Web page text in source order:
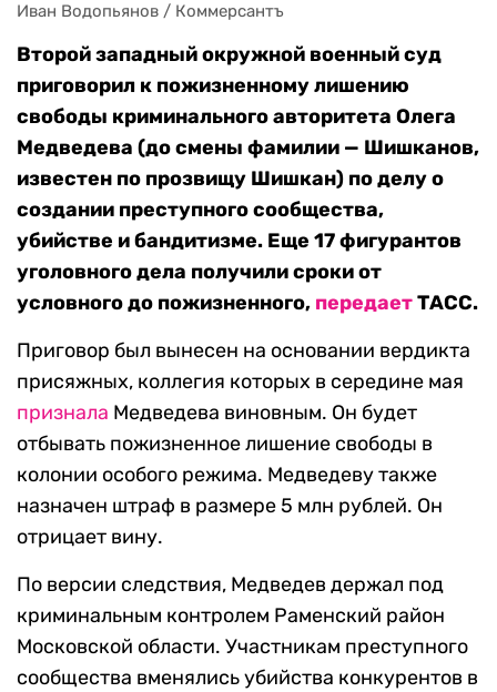
Иван Водопьянов / Коммерсантъ
Второй западный окружной военный суд
приговорил к пожизненному лишению
свободы криминального авторитета Олега
Медведева (до смены фамилии — Шишканов,
известен по прозвищу Шишкан) по делу о
создании преступного сообщества,
убийстве и бандитизме. Еще 17 фигурантов
уголовного дела получили сроки от
условного до пожизненного, передаетТАСС.
Приговор был вынесен на основании вердикта
присяжных, коллегия которых в середине мая
признала Медведева виновным. Он будет
отбывать пожизненное лишение свободы в
колонии особого режима. Медведеву также
назначен штраф в размере 5 млн рублей. Он
отрицает вину.
По версии следствия, Медведев держал под
криминальным контролем Раменский район
Московской области. Участникам преступного
сообщества вменялись убийства конкурентов в